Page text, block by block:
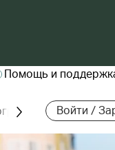
Помощь и
Войти /